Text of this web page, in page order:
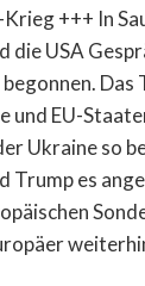
+++ In
die USA
Das
und EU-
Ukraine so
Trump es